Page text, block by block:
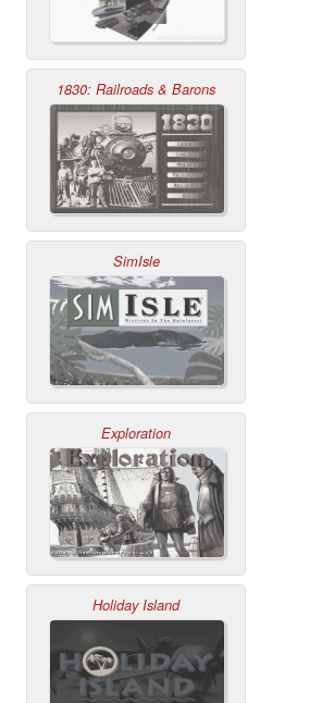
1830: Railroads & Barons
SimIsle
Exploration
Holiday Island